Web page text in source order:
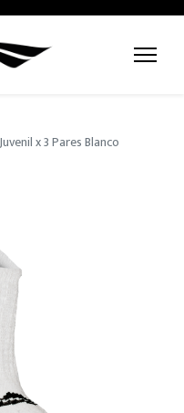
x 3 Pares Blanco